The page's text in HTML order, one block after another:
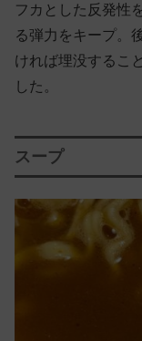
フカとした反発性
る弾力をキープ。
ければ埋没するこ
した。
スープ